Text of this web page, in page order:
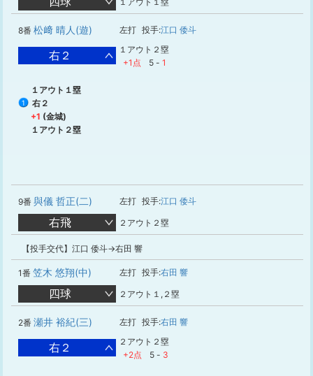
8番 松﨑 晴人(遊) 左打 投手:江口 倭斗
右２
１アウト２塁
+1点
5 - 1
１アウト１塁
1
右２
+1 (金城)
１アウト２塁
9番 與儀 哲正(二) 左打 投手:江口 倭斗
右飛 ２アウト２塁
【投手交代】江口 倭斗→右田 響
1番 笠木 悠翔(中) 左打 投手:右田 響
四球 ２アウト１,２塁
2番 瀬井 裕紀(三) 左打 投手:右田 響
右２
２アウト２塁
+2点
5 - 3